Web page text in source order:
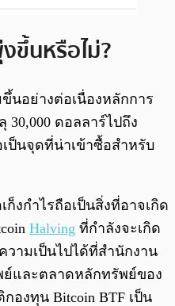
ขึ้นหรือไม่?
นอย่างต่อเนื่องหลักการ
ดอลลาร์ไปถึง
ป็นจุดที่น่าเข้าซื้อสำหรับ
ก็งกำไรถือเป็นสิ่งที่อาจเกิด
Halving ที่กำลังจะเกิด
วามเป็นไปได้ที่สำนักงาน
และตลาดหลักทรัพย์ของ
องทุน Bitcoin BTF เป็น